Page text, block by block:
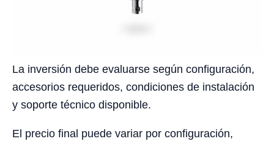
La inversión debe evaluarse según configuración,
accesorios requeridos, condiciones de instalación
y soporte técnico disponible.
El precio final puede variar por configuración,